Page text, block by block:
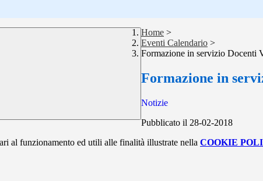
Home >
Eventi Calendario >
Formazione in servizio Docenti
Formazione in
Notizie
Pubblicato il 28-02-2018
al funzionamento ed utili alle finalità illustrate nella COOKIE